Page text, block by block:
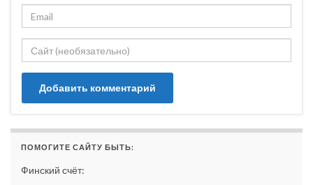
ПОМОГИТЕ САЙТУ БЫТЬ:
Финский счёт: